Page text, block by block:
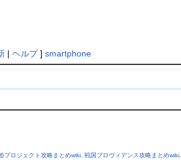
| ヘルプ] smartphone
プロジェクト攻略まとめwiki. 戦国プロヴィデンス攻略まとめwiki.